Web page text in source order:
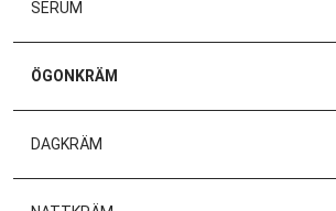
SERUM
ÖGONKRÄM
DAGKRÄM